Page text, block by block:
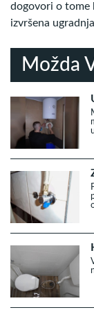
dogovori o tome
izvršena
Možda